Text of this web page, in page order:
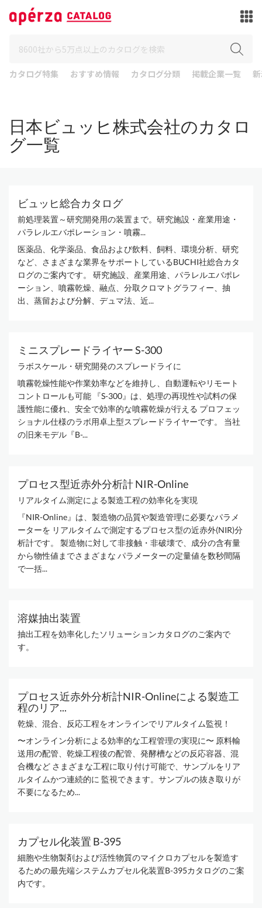
カタログ特集 おすすめ情報 カタログ分類 掲載企業一覧
日本ビュッヒ株式会社のカタロ
グ一覧
ビュッヒ総合カタログ
前処理装置～研究開発用の装置まで。研究施設・産業用途・
パラレルエバポレーション・噴霧...
医薬品、化学薬品、食品および飲料、飼料、環境分析、研究
など、さまざまな業界をサポートしているBUCHI社総合カタ
ログのご案内です。 研究施設、産業用途、パラレルエバポレ
ーション、噴霧乾燥、融点、分取クロマトグラフィー、抽
出、蒸留および分解、デュマ法、近...
ミニスプレードライヤー S-300
ラボスケール・研究開発のスプレードライに
噴霧乾燥性能や作業効率などを維持し、自動運転やリモート
コントロールも可能 『S-300』は、処理の再現性や試料の保
護性能に優れ、安全で効率的な噴霧乾燥が行える プロフェッ
ショナル仕様のラボ用卓上型スプレードライヤーです。 当社
の旧来モデル『B-...
プロセス型近赤外分析計 NIR-Online
リアルタイム測定による製造工程の効率化を実現
『NIR-Online』は、製造物の品質や製造管理に必要なパラメ
ーターを リアルタイムで測定するプロセス型の近赤外(NIR)分
析計です。 製造物に対して非接触・非破壊で、成分の含有量
から物性値までさまざまな パラメーターの定量値を数秒間隔
で一括...
溶媒抽出装置
抽出工程を効率化したソリューションカタログのご案内で
す。
プロセス近赤外分析計NIR-Onlineによる製造工
程のリア...
乾燥、混合、反応工程をオンラインでリアルタイム監視！
〜オンライン分析による効率的な工程管理の実現に〜 原料輸
送用の配管、乾燥工程後の配管、発酵槽などの反応容器、混
合機など さまざまな工程に取り付け可能で、サンプルをリア
ルタイムかつ連続的に 監視できます。サンプルの抜き取りが
不要になるため...
カプセル化装置 B-395
細胞や生物製剤および活性物質のマイクロカプセルを製造す
るための最先端システムカプセル化装置B-395カタログのご案
内です。